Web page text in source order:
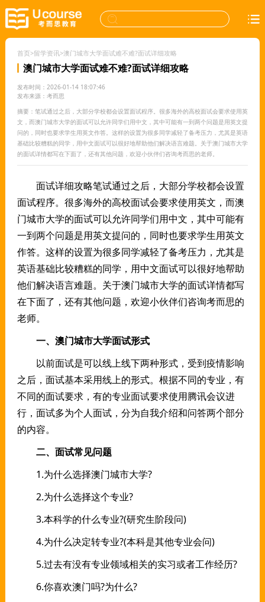
首页>留学资讯>澳门城市大学面试难不难?面试详细攻略
澳门城市大学面试难不难?面试详细攻略
发布时间：2026-01-14 18:07:46
发布来源：考而思
摘要：笔试通过之后，大部分学校都会设置面试程序。很多海外的高校面试会要求使用英
文，而澳门城市大学的面试可以允许同学们用中文，其中可能有一到两个问题是用英文提
问的，同时也要求学生用英文作答。这样的设置为很多同学减轻了备考压力，尤其是英语
基础比较糟糕的同学，用中文面试可以很好地帮助他们解决语言难题。关于澳门城市大学
的面试详情都写在下面了，还有其他问题，欢迎小伙伴们咨询考而思的老师。
面试详细攻略笔试通过之后，大部分学校都会设置
面试程序。很多海外的高校面试会要求使用英文，而澳
门城市大学的面试可以允许同学们用中文，其中可能有
一到两个问题是用英文提问的，同时也要求学生用英文
作答。这样的设置为很多同学减轻了备考压力，尤其是
英语基础比较糟糕的同学，用中文面试可以很好地帮助
他们解决语言难题。关于澳门城市大学的面试详情都写
在下面了，还有其他问题，欢迎小伙伴们咨询考而思的
老师。
一、澳门城市大学面试形式
以前面试是可以线上线下两种形式，受到疫情影响
之后，面试基本采用线上的形式。根据不同的专业，有
不同的面试要求，有的专业面试要求使用腾讯会议进
行，面试多为个人面试，分为自我介绍和问答两个部分
的内容。
二、面试常见问题
1.为什么选择澳门城市大学?
2.为什么选择这个专业?
3.本科学的什么专业?(研究生阶段问)
4.为什么决定转专业?(本科是其他专业会问)
5.过去有没有专业领域相关的实习或者工作经历?
6.你喜欢澳门吗?为什么?